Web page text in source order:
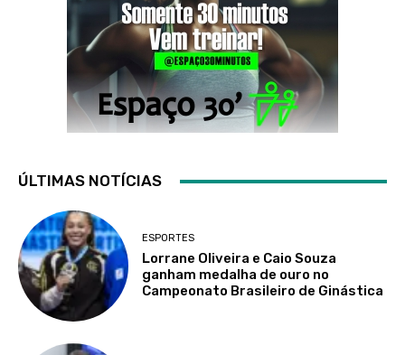
ÚLTIMAS NOTÍCIAS
ESPORTES
Lorrane Oliveira e Caio Souza
ganham medalha de ouro no
Campeonato Brasileiro de Ginástica